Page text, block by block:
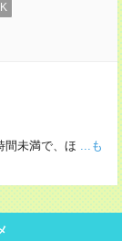
未満で、ほ ...も